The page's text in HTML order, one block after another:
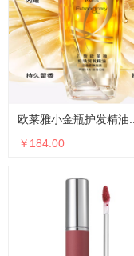
欧莱雅小金瓶护发精油...
￥184.00